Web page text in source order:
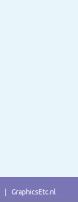
GraphicsEtc.nl